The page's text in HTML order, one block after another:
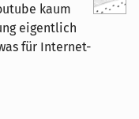
kaum
eigentlich
für Internet-